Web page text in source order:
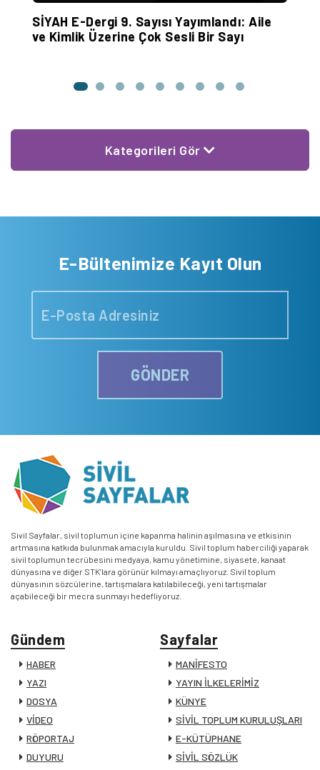
SİYAH E-Dergi 9. Sayısı Yayımlandı: Aile
ve Kimlik Üzerine Çok Sesli Bir Sayı
Kategorileri Gör
E-Bültenimize Kayıt Olun
GÖNDER
Sivil Sayfalar, sivil toplumun içine kapanma halinin aşılmasına ve etkisinin
artmasına katkıda bulunmak amacıyla kuruldu. Sivil toplum haberciliği yaparak
sivil toplumun tecrübesini medyaya, kamu yönetimine, siyasete, kanaat
dünyasına ve diğer STK’lara görünür kılmayı amaçlıyoruz. Sivil toplum
dünyasının sözcülerine, tartışmalara katılabileceği, yeni tartışmalar
açabileceği bir mecra sunmayı hedefliyoruz.
Gündem
HABER
YAZI
DOSYA
VİDEO
RÖPORTAJ
DUYURU
Sayfalar
MANİFESTO
YAYIN İLKELERİMİZ
KÜNYE
SİVİL TOPLUM KURULUŞLARI
E-KÜTÜPHANE
SİVİL SÖZLÜK